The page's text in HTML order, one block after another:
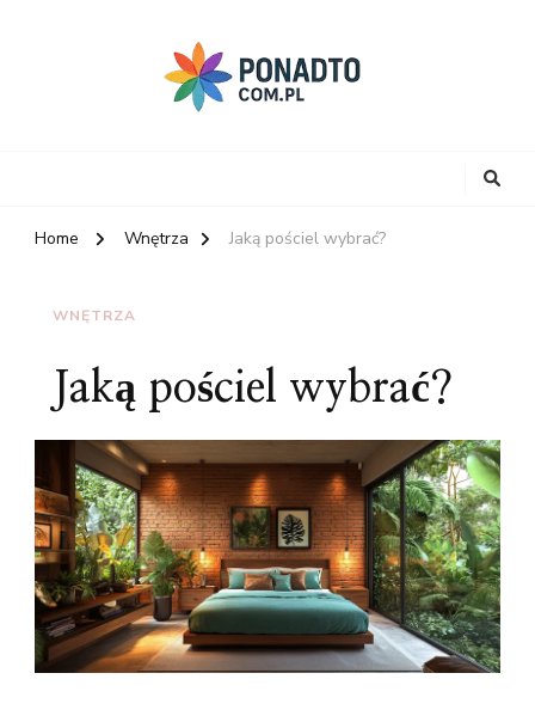
Home Wnętrza Jaką pościel wybrać?
WNĘTRZA
Jaką pościel wybrać?